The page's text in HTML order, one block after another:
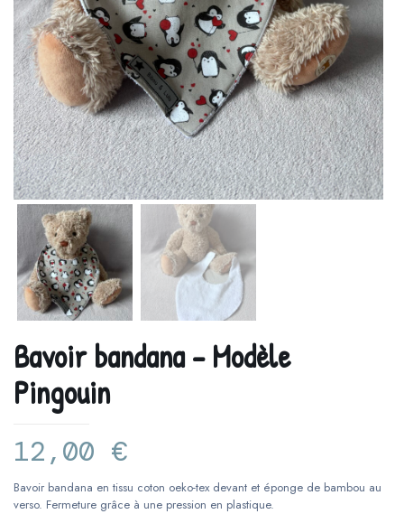
Bavoir bandana – Modèle
Pingouin
12,00 €
Bavoir bandana en tissu coton oeko-tex devant et éponge de bambou au
verso. Fermeture grâce à une pression en plastique.